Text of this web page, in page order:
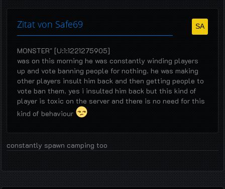
Zitat von Safe69
MONSTER" [U:1:1221275905]
was on this morning he was constantly winding players
up and vote banning people for nothing. he was making
other players insult him back and then getting people to
vote ban them. yes i insulted him back but this kind of
player is toxic on the server and there is no need for this
kind of behaviour
constantly spawn camping too